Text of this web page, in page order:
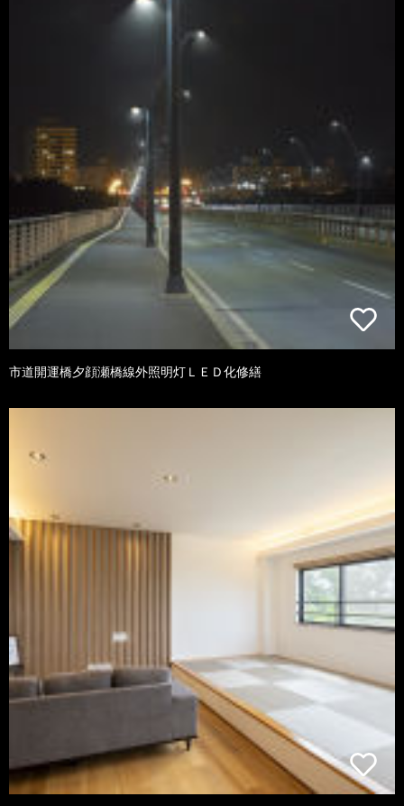
市道開運橋夕顔瀬橋線外照明灯ＬＥＤ化修繕